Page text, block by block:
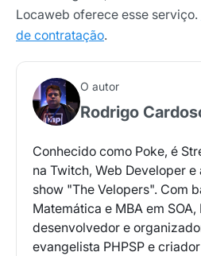
Locaweb oferece esse serviço.
de contratação.
O autor
Rodrigo
Conhecido como Poke, é
na Twitch, Web Developer
show "The Velopers". Com
Matemática e MBA em
desenvolvedor e
evangelista PHPSP e